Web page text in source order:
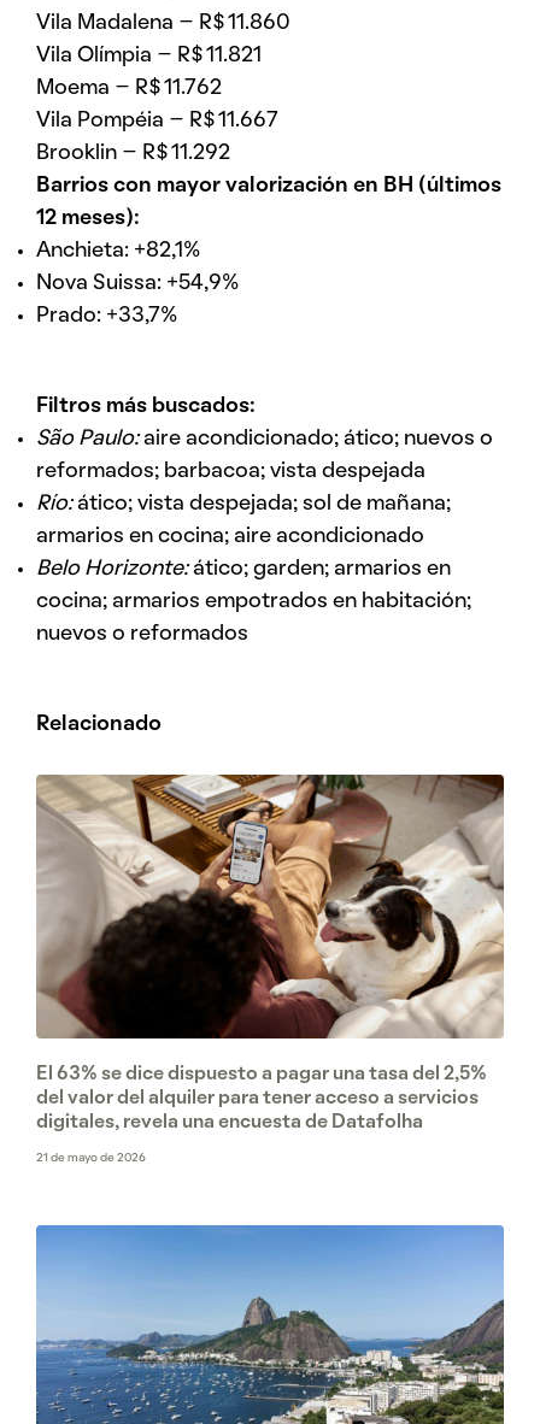
Vila Madalena – R$ 11.860
Vila Olímpia – R$ 11.821
Moema – R$ 11.762
Vila Pompéia – R$ 11.667
Brooklin – R$ 11.292
Barrios con mayor valorización en BH (últimos
12 meses):
Anchieta: +82,1%
Nova Suissa: +54,9%
Prado: +33,7%
Filtros más buscados:
São Paulo:aire acondicionado; ático; nuevos o
reformados; barbacoa; vista despejada
Río:ático; vista despejada; sol de mañana;
armarios en cocina; aire acondicionado
Belo Horizonte:ático; garden; armarios en
cocina; armarios empotrados en habitación;
nuevos o reformados
Relacionado
El 63% se dice dispuesto a pagar una tasa del 2,5%
del valor del alquiler para tener acceso a servicios
digitales, revela una encuesta de Datafolha
21 de mayo de 2026